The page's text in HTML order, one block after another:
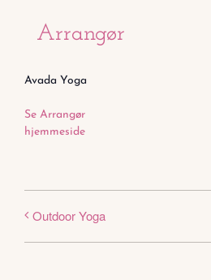
Arrangør
Avada Yoga
Se Arrangør
hjemmeside
Outdoor Yoga